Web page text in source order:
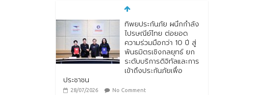
ทิพยประกันภัย ผนึกกำลัง
ไปรษณีย์ไทย ต่อยอด
ความร่วมมือกว่า 10 ปี สู่
พันธมิตรเชิงกลยุทธ์ ยก
ระดับบริการดิจิทัลและการ
เข้าถึงประกันภัยเพื่อ
ประชาชน
28/07/2026 No Comment